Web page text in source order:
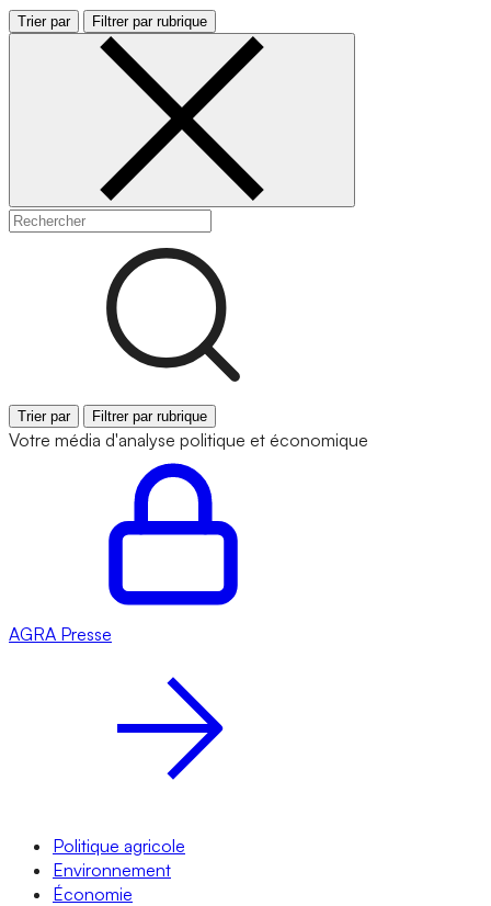
Trier par Filtrer par rubrique
Trier par Filtrer par rubrique
Votre média d'analyse politique et économique
AGRA Presse
Politique agricole
Environnement
Économie